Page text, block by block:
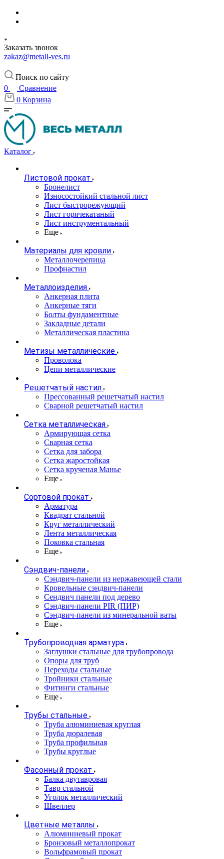
Заказать звонок
zakaz@metall-ves.ru
Поиск по сайту
0
Сравнение
0 Корзина
Каталог
Листовой прокат
Бронелист
Износостойкий стальной лист
Лист быстрорежующий
Лист горячекатаный
Лист инструментальный
Еще
Материалы для кровли
Металлочерепица
Профнастил
Металлоизделия
Анкерная плита
Анкерные тяги
Болты фундаментные
Закладные детали
Металлическая пластина
Метизы металлические
Проволока
Цепи металлические
Решетчатый настил
Прессованный решетчатый настил
Сварной решетчатый настил
Сетка металлическая
Армирующая сетка
Сварная сетка
Сетка для забора
Сетка жаростойкая
Сетка крученая Манье
Еще
Сортовой прокат
Арматура
Квадрат стальной
Круг металлический
Лента металлическая
Поковка стальная
Еще
Сэндвич-панели
Cэндвич-панели из нержавеющей стали
Кровельные сэндвич-панели
Сендвич панели под дерево
Сэндвич-панели PIR (ПИР)
Сэндвич-панели из минеральной ваты
Еще
Трубопроводная арматура
Заглушки стальные для трубопровода
Опоры для труб
Переходы стальные
Тройники стальные
Фитинги стальные
Еще
Трубы стальные
Труба алюминиевая круглая
Труба дюралевая
Труба профильная
Трубы круглые
Фасонный прокат
Балка двутавровая
Тавр стальной
Уголок металлический
Швеллер
Цветные металлы
Алюминиевый прокат
Бронзовый металлопрокат
Вольфрамовый прокат